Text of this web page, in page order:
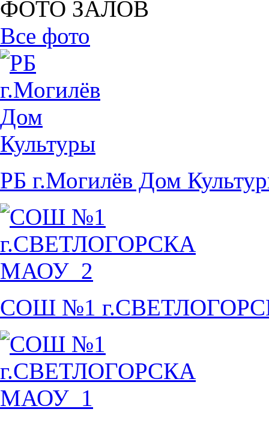
ФОТО ЗАЛОВ
Все фото
РБ г.Могилёв Дом
СОШ №1